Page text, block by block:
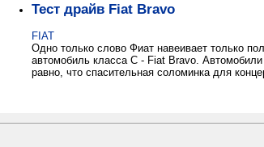
Тест драйв Fiat Bravo
FIAT
Одно только слово Фиат навеивает только
автомобиль класса С - Fiat Bravo.
равно, что спасительная соломинка для